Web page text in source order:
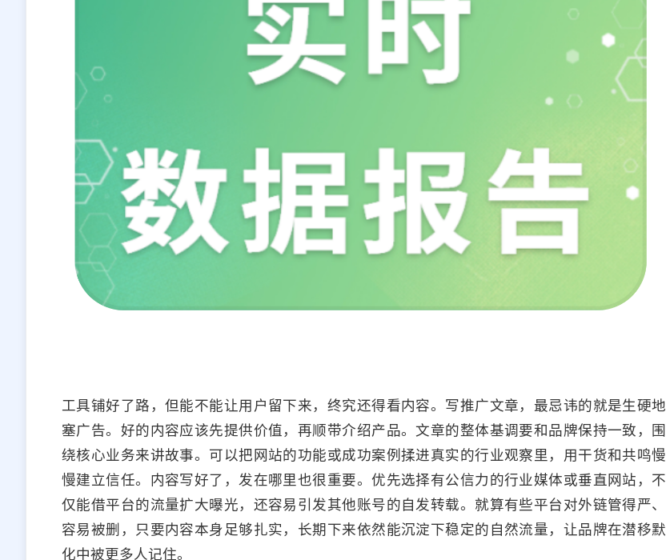
工具铺好了路，但能不能让用户留下来，终究还得看内容。写推广文章，最忌讳的就是生硬地
塞广告。好的内容应该先提供价值，再顺带介绍产品。文章的整体基调要和品牌保持一致，围
绕核心业务来讲故事。可以把网站的功能或成功案例揉进真实的行业观察里，用干货和共鸣慢
慢建立信任。内容写好了，发在哪里也很重要。优先选择有公信力的行业媒体或垂直网站，不
仅能借平台的流量扩大曝光，还容易引发其他账号的自发转载。就算有些平台对外链管得严、
容易被删，只要内容本身足够扎实，长期下来依然能沉淀下稳定的自然流量，让品牌在潜移默
化中被更多人记住。